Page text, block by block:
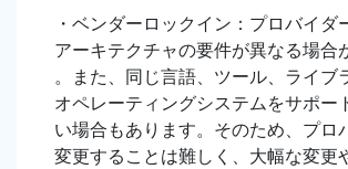
・ベンダーロックイン：プロバイダ
アーキテクチャの要件が異なる場合
。また、同じ言語、ツール、ライブ
オペレーティングシステムをサポー
い場合もあります。そのため、プロ
変更することは難しく、大幅な変更